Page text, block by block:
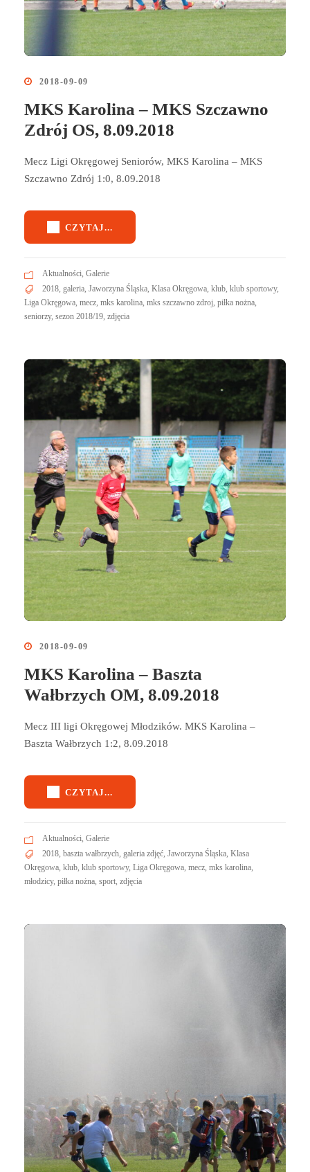
2018-09-09
MKS Karolina – MKS Szczawno
Zdrój OS, 8.09.2018
Mecz Ligi Okręgowej Seniorów, MKS Karolina – MKS
Szczawno Zdrój 1:0, 8.09.2018
CZYTAJ...
Aktualności, Galerie
2018, galeria, Jaworzyna Śląska, Klasa Okręgowa, klub, klub sportowy,
Liga Okręgowa, mecz, mks karolina, mks szczawno zdroj, piłka nożna,
seniorzy, sezon 2018/19, zdjęcia
2018-09-09
MKS Karolina – Baszta
Wałbrzych OM, 8.09.2018
Mecz III ligi Okręgowej Młodzików. MKS Karolina –
Baszta Wałbrzych 1:2, 8.09.2018
CZYTAJ...
Aktualności, Galerie
2018, baszta wałbrzych, galeria zdjęć, Jaworzyna Śląska, Klasa
Okręgowa, klub, klub sportowy, Liga Okręgowa, mecz, mks karolina,
młodzicy, piłka nożna, sport, zdjęcia